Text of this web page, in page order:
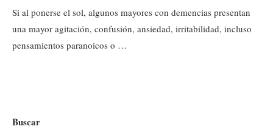
Si al ponerse el sol, algunos mayores con demencias presentan
una mayor agitación, confusión, ansiedad, irritabilidad, incluso
pensamientos paranoicos o …
Buscar